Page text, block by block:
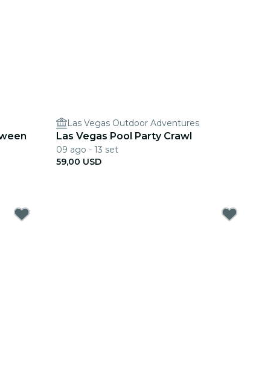
Las Vegas Outdoor Adventures
Las Vegas Pool Party Crawl
09 ago - 13 set
59,00 USD